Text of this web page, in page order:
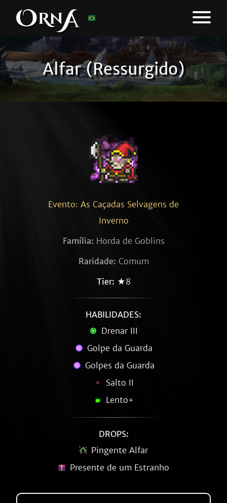
Alfar (Ressurgido)
Evento: As Caçadas Selvagens de
Inverno
Família: Horda de Goblins
Raridade: Comum
Tier: ★8
HABILIDADES:
Drenar III
Golpe da Guarda
Golpes da Guarda
Salto II
Lento+
DROPS:
Pingente Alfar
Presente de um Estranho